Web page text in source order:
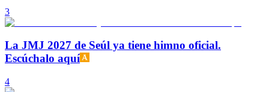
3
La JMJ 2027 de Seúl ya tiene himno oficial.
Escúchalo aquí
4